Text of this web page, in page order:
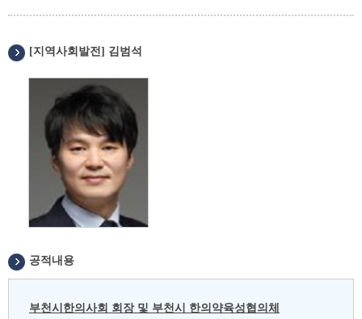
[지역사회발전] 김범석
공적내용
부천시한의사회 회장 및 부천시 한의약육성협의체